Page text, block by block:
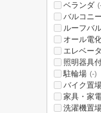
ベランダ
バルコニー
ルーフバ
オール電
エレベー
照明器具
駐輪場 (-)
バイク置
家具・家
洗濯機置